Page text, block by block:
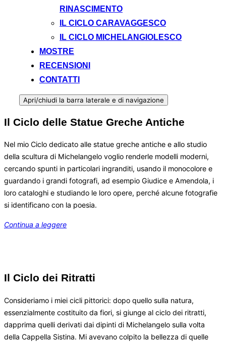
RINASCIMENTO
IL CICLO CARAVAGGESCO
IL CICLO MICHELANGIOLESCO
MOSTRE
RECENSIONI
CONTATTI
Apri/chiudi la barra laterale e di navigazione
Il Ciclo delle Statue Greche Antiche
Nel mio Ciclo dedicato alle statue greche antiche e allo studio
della scultura di Michelangelo voglio renderle modelli moderni,
cercando spunti in particolari ingranditi, usando il monocolore e
guardando i grandi fotografi, ad esempio Giudice e Amendola, i
loro cataloghi e studiando le loro opere, perché alcune fotografie
si identificano con la poesia.
Continua a leggere
Il Ciclo dei Ritratti
Consideriamo i miei cicli pittorici: dopo quello sulla natura,
essenzialmente costituito da fiori, si giunge al ciclo dei ritratti,
dapprima quelli derivati dai dipinti di Michelangelo sulla volta
della Cappella Sistina. Mi avevano colpito la bellezza di quelle